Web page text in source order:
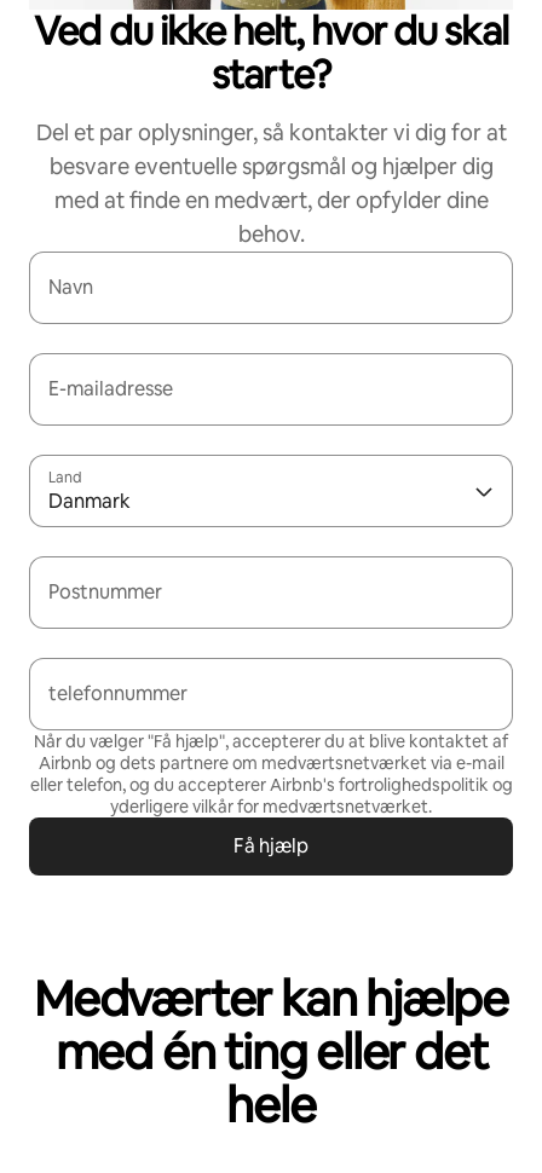
Ved du ikke helt, hvor du skal
starte?
Del et par oplysninger, så kontakter vi dig for at
besvare eventuelle spørgsmål og hjælper dig
med at finde en medvært, der opfylder dine
behov.
Navn
E-mailadresse
Land
Danmark
Postnummer
telefonnummer
Når du vælger "Få hjælp", accepterer du at blive kontaktet af
Airbnb og dets partnere om medværtsnetværket via e-mail
eller telefon, og du accepterer Airbnb's fortrolighedspolitik og
yderligere vilkår for medværtsnetværket.
Få hjælp
Medværter kan hjælpe
med én ting eller det
hele